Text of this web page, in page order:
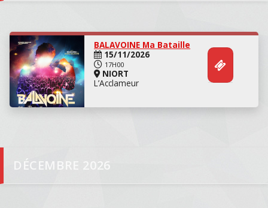
BALAVOINE Ma Bataille
15/11/2026
17H00
NIORT
L’Acclameur
DÉCEMBRE 2026
Concert